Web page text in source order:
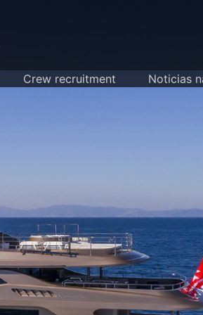
Crew recruitment Noticias